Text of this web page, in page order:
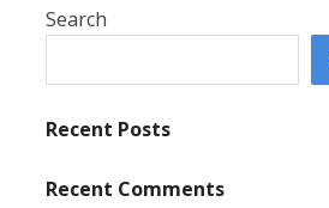
Search
Recent Posts
Recent Comments